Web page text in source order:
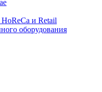
и Retail
оборудования